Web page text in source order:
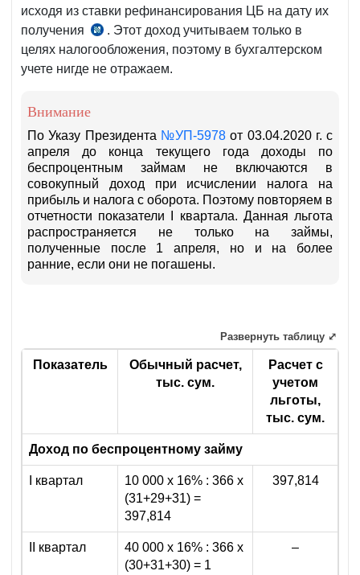
исходя из ставки рефинансирования ЦБ на дату их
получения
ч.
4.
ст.
. Этот доход учитываем только в
целях налогообложения, поэтому в бухгалтерском
учете нигде не отражаем.
Внимание
По Указу Президента №УП-5978 от 03.04.2020 г. с
апреля до конца текущего года доходы по
беспроцентным займам не включаются в
совокупный доход при исчислении налога на
прибыль и налога с оборота. Поэтому повторяем в
отчетности показатели I квартала. Данная льгота
распространяется не только на займы,
полученные после 1 апреля, но и на более
ранние, если они не погашены.
Показатель
Обычный расчет,
тыс. сум.
Расчет с
учетом
льготы,
тыс. сум.
Доход по беспроцентному займу
I квартал
10 000 х 16% : 366 х
(31+29+31) =
397,814
397,814
II квартал
40 000 х 16% : 366 х
(30+31+30) = 1
–
Развернуть таблицу ⤢